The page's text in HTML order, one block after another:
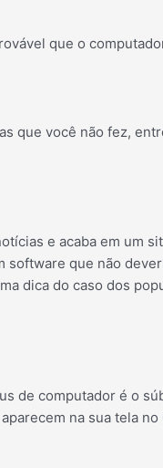
que o
que você não fez,
e acaba em um
que não
dica do caso dos
de computador é o
na sua tela